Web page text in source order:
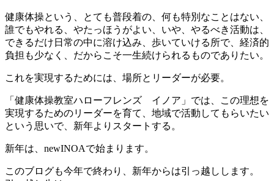
健康体操という、とても普段着の、何も特別なことはない、
誰でもやれる、やたっほうがよい、いや、やるべき活動は、
できるだけ日常の中に溶け込み、歩いていける所で、経済的
負担も少なく、だからこそ一生続けられるものでありたい。
これを実現するためには、場所とリーダーが必要。
「健康体操教室ハローフレンズ イノア」では、この理想を
実現するためのリーダーを育て、地域で活動してもらいたい
という思いで、新年よりスタートする。
新年は、newINOAで始まります。
このブログも今年で終わり、新年からは引っ越しします。